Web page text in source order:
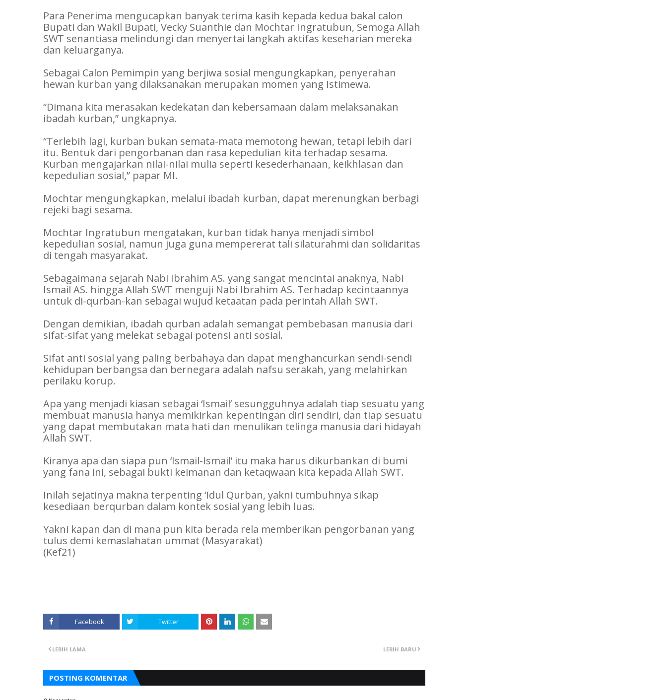
Para Penerima mengucapkan banyak terima kasih kepada kedua bakal calon
Bupati dan Wakil Bupati, Vecky Suanthie dan Mochtar Ingratubun, Semoga Allah
SWT senantiasa melindungi dan menyertai langkah aktifas keseharian mereka
dan keluarganya.
Sebagai Calon Pemimpin yang berjiwa sosial mengungkapkan, penyerahan
hewan kurban yang dilaksanakan merupakan momen yang Istimewa.
“Dimana kita merasakan kedekatan dan kebersamaan dalam melaksanakan
ibadah kurban,” ungkapnya.
“Terlebih lagi, kurban bukan semata-mata memotong hewan, tetapi lebih dari
itu. Bentuk dari pengorbanan dan rasa kepedulian kita terhadap sesama.
Kurban mengajarkan nilai-nilai mulia seperti kesederhanaan, keikhlasan dan
kepedulian sosial,” papar MI.
Mochtar mengungkapkan, melalui ibadah kurban, dapat merenungkan berbagi
rejeki bagi sesama.
Mochtar Ingratubun mengatakan, kurban tidak hanya menjadi simbol
kepedulian sosial, namun juga guna mempererat tali silaturahmi dan solidaritas
di tengah masyarakat.
Sebagaimana sejarah Nabi Ibrahim AS. yang sangat mencintai anaknya, Nabi
Ismail AS. hingga Allah SWT menguji Nabi Ibrahim AS. Terhadap kecintaannya
untuk di-qurban-kan sebagai wujud ketaatan pada perintah Allah SWT.
Dengan demikian, ibadah qurban adalah semangat pembebasan manusia dari
sifat-sifat yang melekat sebagai potensi anti sosial.
Sifat anti sosial yang paling berbahaya dan dapat menghancurkan sendi-sendi
kehidupan berbangsa dan bernegara adalah nafsu serakah, yang melahirkan
perilaku korup.
Apa yang menjadi kiasan sebagai ‘Ismail’ sesungguhnya adalah tiap sesuatu yang
membuat manusia hanya memikirkan kepentingan diri sendiri, dan tiap sesuatu
yang dapat membutakan mata hati dan menulikan telinga manusia dari hidayah
Allah SWT.
Kiranya apa dan siapa pun ‘Ismail-Ismail’ itu maka harus dikurbankan di bumi
yang fana ini, sebagai bukti keimanan dan ketaqwaan kita kepada Allah SWT.
Inilah sejatinya makna terpenting ‘Idul Qurban, yakni tumbuhnya sikap
kesediaan berqurban dalam kontek sosial yang lebih luas.
Yakni kapan dan di mana pun kita berada rela memberikan pengorbanan yang
tulus demi kemaslahatan ummat (Masyarakat)
(Kef21)
Facebook Twitter
LEBIH BARU
LEBIH LAMA
POSTING KOMENTAR